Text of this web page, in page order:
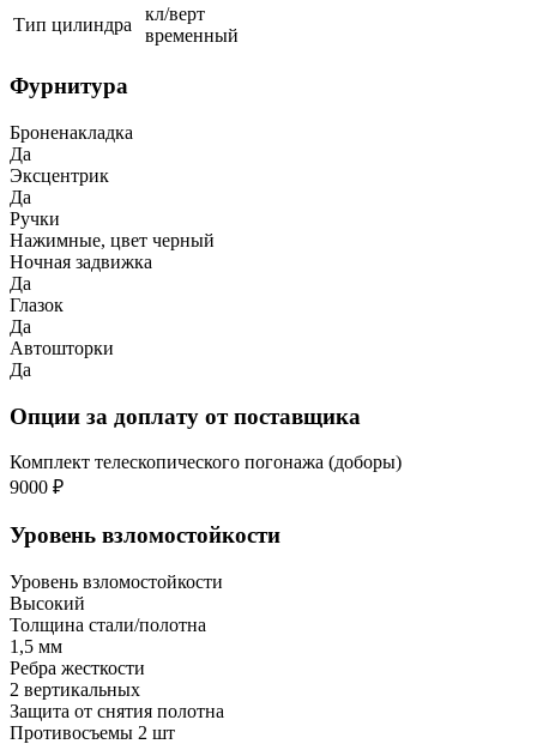
Тип цилиндра
кл/верт
временный
Фурнитура
Броненакладка
Да
Эксцентрик
Да
Ручки
Нажимные, цвет черный
Ночная задвижка
Да
Глазок
Да
Автошторки
Да
Опции за доплату от поставщика
Комплект телескопического погонажа (доборы)
9000 ₽
Уровень взломостойкости
Уровень взломостойкости
Высокий
Толщина стали/полотна
1,5 мм
Ребра жесткости
2 вертикальных
Защита от снятия полотна
Противосъемы 2 шт